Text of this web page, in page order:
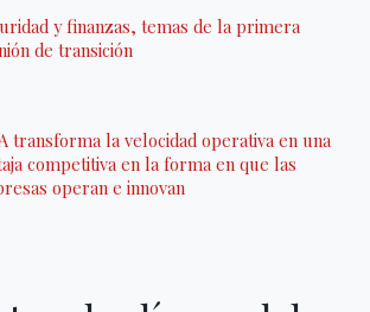
y finanzas, temas de la primera
de transición
transforma la velocidad operativa en una
competitiva en la forma en que las
operan e innovan